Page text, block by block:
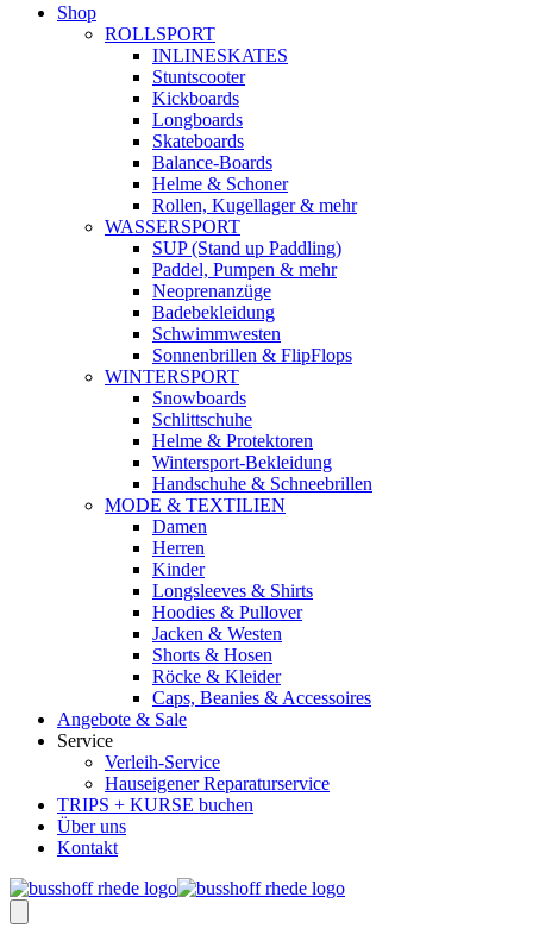
Shop
ROLLSPORT
INLINESKATES
Stuntscooter
Kickboards
Longboards
Skateboards
Balance-Boards
Helme & Schoner
Rollen, Kugellager & mehr
WASSERSPORT
SUP (Stand up Paddling)
Paddel, Pumpen & mehr
Neoprenanzüge
Badebekleidung
Schwimmwesten
Sonnenbrillen & FlipFlops
WINTERSPORT
Snowboards
Schlittschuhe
Helme & Protektoren
Wintersport-Bekleidung
Handschuhe & Schneebrillen
MODE & TEXTILIEN
Damen
Herren
Kinder
Longsleeves & Shirts
Hoodies & Pullover
Jacken & Westen
Shorts & Hosen
Röcke & Kleider
Caps, Beanies & Accessoires
Angebote & Sale
Service
Verleih-Service
Hauseigener Reparaturservice
TRIPS + KURSE buchen
Über uns
Kontakt